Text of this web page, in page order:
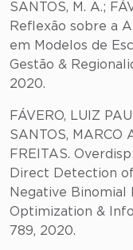
SANTOS, M. A.;
Reflexão sobre a
em Modelos de
Gestão &
2020.
FÁVERO, LUIZ
SANTOS, MARCO
FREITAS.
Direct Detection
Negative Binomial
Optimization &
789, 2020.